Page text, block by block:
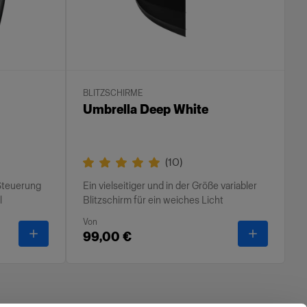
Air Remote (Universal)
BLITZSCHIRME
Umbrella Deep White
(10)
Ein vielseitiger und in der Größe variabler
Blitzschirm für ein weiches Licht
Von
99,00 €